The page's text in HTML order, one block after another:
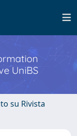
UniBS
su Rivista